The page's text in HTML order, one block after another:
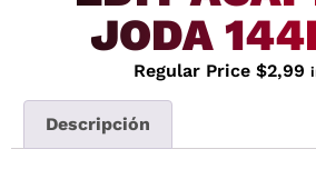
JODA
Regular Price $2,99
Descripción